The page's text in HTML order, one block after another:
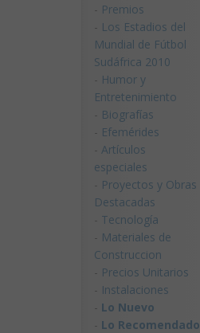
- Premios
- Los Estadios del
Mundial de Fútbol
Sudáfrica 2010
- Humor y
Entretenimiento
- Biografías
- Efemérides
- Artículos
especiales
- Proyectos y Obras
Destacadas
- Tecnología
- Materiales de
Construccion
- Precios Unitarios
- Instalaciones
- Lo Nuevo
- Lo Recomendado